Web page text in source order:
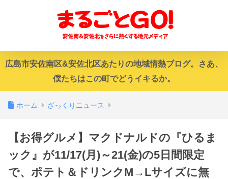
広島市安佐南区&安佐北区あたりの地域情熱ブログ。さあ、
僕たちはこの町でどうイキるか。
ホーム ざっくりニュース
【お得グルメ】マクドナルドの『ひるま
ック』が11/17(月)～21(金)の5日間限定
で、ポテト＆ドリンクM→Lサイズに無